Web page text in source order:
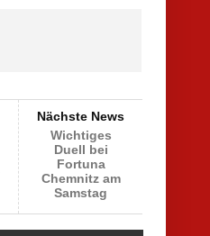
Nächste News
Wichtiges
Duell bei
Fortuna
Chemnitz am
Samstag